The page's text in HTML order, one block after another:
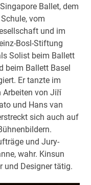
Ballet, dem
vom
und im
Bosl-Stiftung
Solist beim Ballett
beim Ballett Basel
Er tanzte im
Arbeiten von Jiří
und Hans van
sich auch auf
und Jury-
wahr. Kinsun
und Designer tätig.